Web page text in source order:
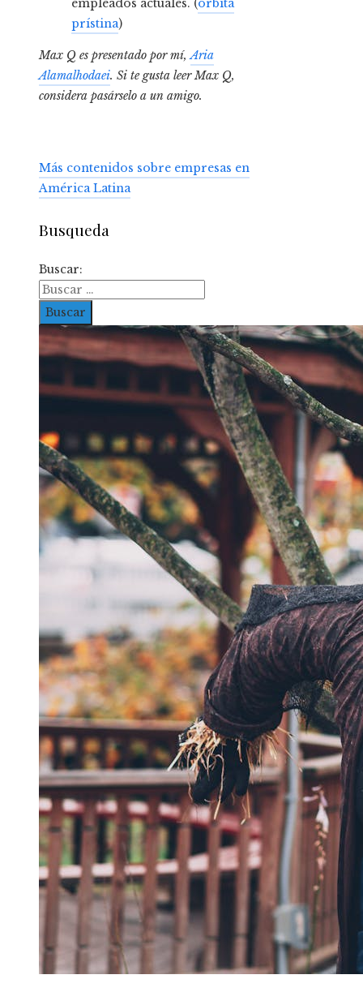
empleados actuales. (órbita
prístina)
Max Q es presentado por mí,Aria
Alamalhodaei. Si te gusta leer Max Q,
considera pasárselo a un amigo.
Más contenidos sobre empresas en
América Latina
Busqueda
Buscar: